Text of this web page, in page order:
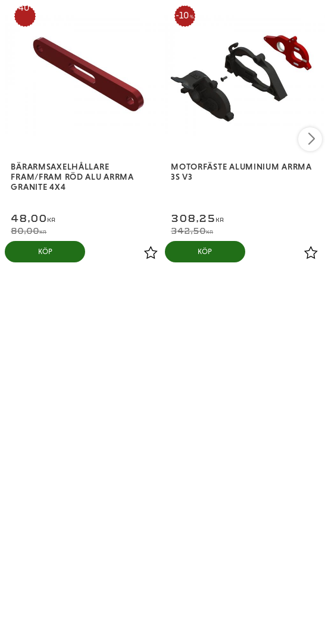
BÄRARMSAXELHÅLLARE
FRAM/FRAM RÖD ALU ARRMA
GRANITE 4X4
48,00 KR
80,00KR
40
%
KÖP
MOTORFÄSTE ALUMINIUM ARRMA
3S V3
308,25 KR
342,50KR
10 %
KÖP